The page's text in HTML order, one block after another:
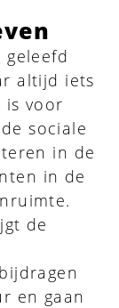
geleefd
altijd iets
is voor
sociale
in de
in de
de
en gaan